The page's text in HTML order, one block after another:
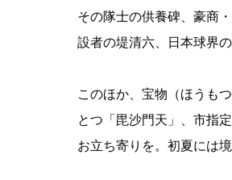
その隊士の供養碑、豪商
設者の堤清六、日本球界
このほか、宝物（ほうも
とつ「毘沙門天」、市指
お立ち寄りを。初夏には